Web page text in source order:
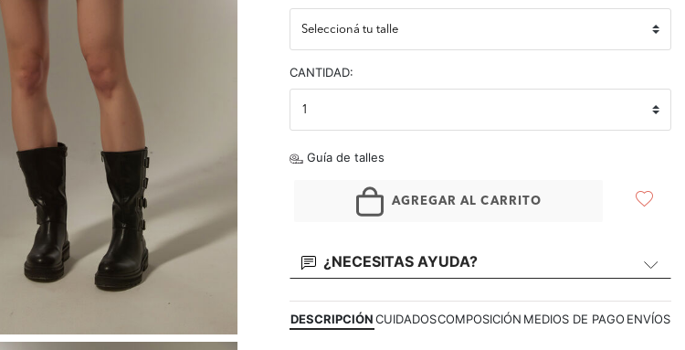
CANTIDAD:
Guía de talles
AGREGAR AL CARRITO
¿NECESITAS AYUDA?
DESCRIPCIÓNCUIDADOSCOMPOSICIÓN MEDIOS DE PAGO ENVÍOS